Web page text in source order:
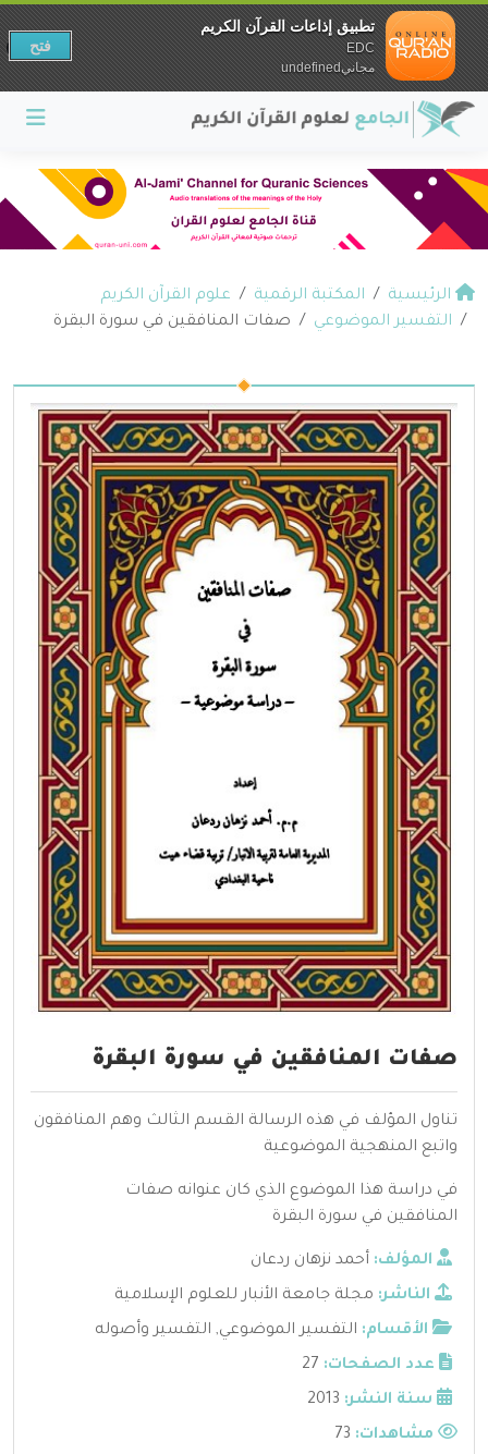
الرئيسية المكتبة الرقمية
علوم القرآن الكريم
التفسير الموضوعي
صفات المنافقين في سورة البقرة
صفات المنافقين في سورة البقرة
تناول المؤلف في هذه الرسالة القسم الثالث وهم المنافقون
واتبع المنهجية الموضوعية
في دراسة هذا الموضوع الذي كان عنوانه صفات
المنافقين في سورة البقرة
المؤلف: أحمد نزهان ردعان
الناشر: مجلة جامعة الأنبار للعلوم الإسلامية
الأقسام: التفسير الموضوعي, التفسير وأصوله
عدد الصفحات: 27
سنة النشر: 2013
مشاهدات:
تطبيق إذاعات القرآن الكريم
EDC
مجانيundefined
فتح